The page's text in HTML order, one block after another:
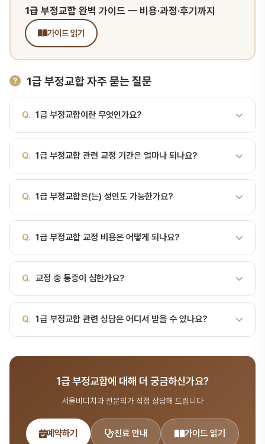
1급 부정교합 완벽 가이드 — 비용·과정·후기까지
가이드 읽기
1급 부정교합 자주 묻는 질문
Q. 1급 부정교합이란 무엇인가요?
정상이지만, 개별 치아의 위치 이상(총생, 공간, 회전, 기울어짐)이 있
는 부정교합입니다. 1급 부정교합이란1급 부정교합(Angle Class I)
은 위·아래 어금니의 앞뒤 관계는 정상이지만, 개별 치아의 위치 이상
드 앵글이 만든 분류 체계에서 가장 흔한 유형으로, 부정교합 환자의
약 60~70%가 여기에 해당합니다.1급 부정교합의 특징위 첫 번째 큰
까움턱뼈 위치는 정상개별 치아만 위치 이상1급 부정교합의 세부 유형
유형특징총생(Crowding)치아가 너무 많거나 턱이 작아 겹치고 빽빽
(Rotation)치아가 비…
Q. 1급 부정교합 관련 교정 기간은 얼마나 되나요?
부정교합(Angle Class I)은 위·아래 어금니의 앞뒤 관계는 정상이지
만, 개별 치아의 위치 이상(총생, 공간, 회전, 기울어짐)이 있는 부정교
합입니다. 서울비디치과 교정과 전문의가 정밀 검사 후 예상 기간을
Q. 1급 부정교합은(는) 성인도 가능한가요?
습니다. 서울비디치과에서는 인비절라인, 설측 교정 등 심미적인 교정
옵션도 제공합니다.
Q. 1급 부정교합 교정 비용은 어떻게 되나요?
디치과에서는 무료 교정 상담을 제공하며, 무이자 할부 등 다양한 결
제 방법을 안내해 드립니다.
Q. 교정 중 통증이 심한가요?
적응됩니다. 서울비디치과에서는 통증을 최소화하는 최신 교정 기술
을 적용합니다.
Q. 1급 부정교합 관련 상담은 어디서 받을 수 있나요?
041-415-2892 또는 온라인 예약(bdbddc.com/reservation)
으로 상담을 받으실 수 있습니다.
1급 부정교합에 대해 더 궁금하신가요?
서울비디치과 전문의가 직접 상담해 드립니다
예약하기 진료 안내 가이드 읽기